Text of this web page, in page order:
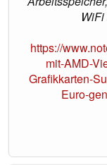
https://
mit-AMD-
Grafikkarten-
Euro-